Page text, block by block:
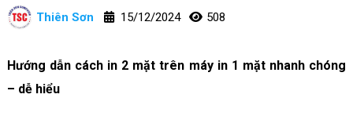
Thiên Sơn 15/12/2024 508
Hướng dẫn cách in 2 mặt trên máy in 1 mặt nhanh chóng
– dễ hiểu